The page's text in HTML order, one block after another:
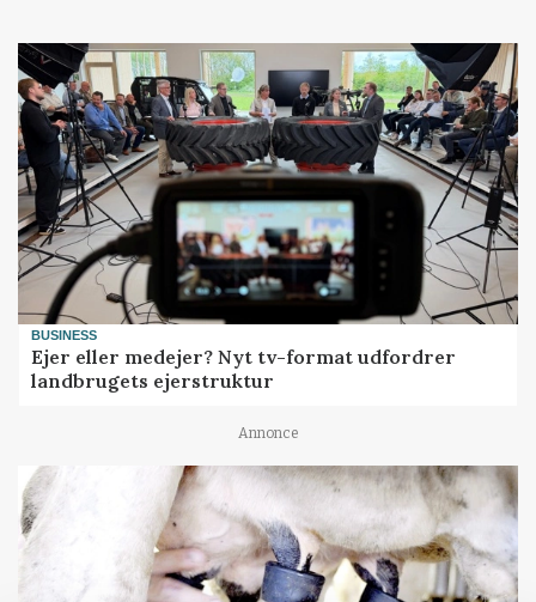
BUSINESS
Ejer eller medejer? Nyt tv-format udfordrer
landbrugets ejerstruktur
Annonce